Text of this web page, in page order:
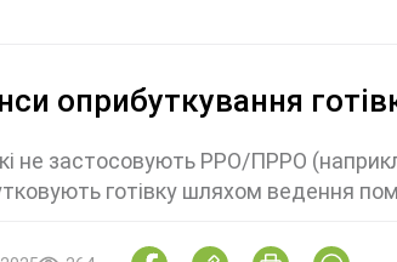
оприбуткування
не застосовують РРО/ПРРО
готівку шляхом ведення